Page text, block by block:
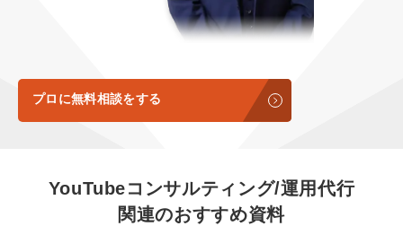
代表メッセージ（岩野圭佑）
認定パートナー
プロに無料相談をする
YouTubeコンサルティング/運用代行
関連のおすすめ資料